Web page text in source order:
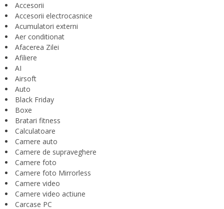
Accesorii
Accesorii electrocasnice
Acumulatori externi
Aer conditionat
Afacerea Zilei
Afiliere
AI
Airsoft
Auto
Black Friday
Boxe
Bratari fitness
Calculatoare
Camere auto
Camere de supraveghere
Camere foto
Camere foto Mirrorless
Camere video
Camere video actiune
Carcase PC